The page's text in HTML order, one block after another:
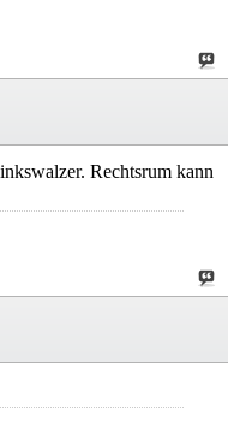
Rechtsrum kann